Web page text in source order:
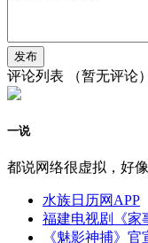
评论列表 （暂无评论）
一说
都说网络很虚拟，好
水族日历网APP
福建电视剧《家
《魅影神捕》